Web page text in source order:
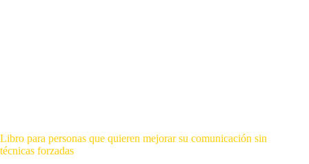
Libro para personas que quieren mejorar su comunicación sin
técnicas forzadas